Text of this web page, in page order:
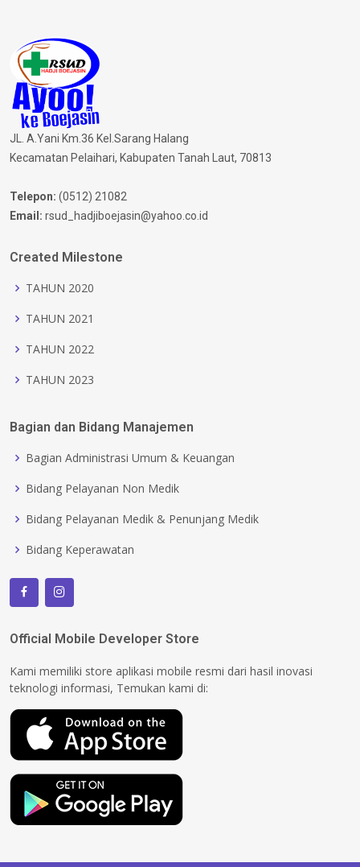
JL. A.Yani Km.36 Kel.Sarang Halang
Kecamatan Pelaihari, Kabupaten Tanah Laut, 70813
Telepon: (0512) 21082
Email: rsud_hadjiboejasin@yahoo.co.id
Created Milestone
TAHUN 2020
TAHUN 2021
TAHUN 2022
TAHUN 2023
Bagian dan Bidang Manajemen
Bagian Administrasi Umum & Keuangan
Bidang Pelayanan Non Medik
Bidang Pelayanan Medik & Penunjang Medik
Bidang Keperawatan
Official Mobile Developer Store
Kami memiliki store aplikasi mobile resmi dari hasil inovasi
teknologi informasi, Temukan kami di: